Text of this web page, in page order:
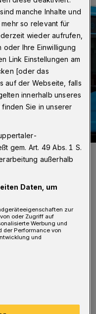
Stadtwerke mit
Busse werden
622 und 642
besonders
sind hier
manche Inhalte und
so relevant für
wieder aufrufen,
oder Ihre Einwilligung
Link Einstellungen am
[oder das
auf der Webseite, falls
innerhalb unseres
Sie in unserer
gem. Art. 49 Abs. 1 S.
außerhalb
Daten, um
zur
oder Zugriff auf
Werbung und
der Performance von
und